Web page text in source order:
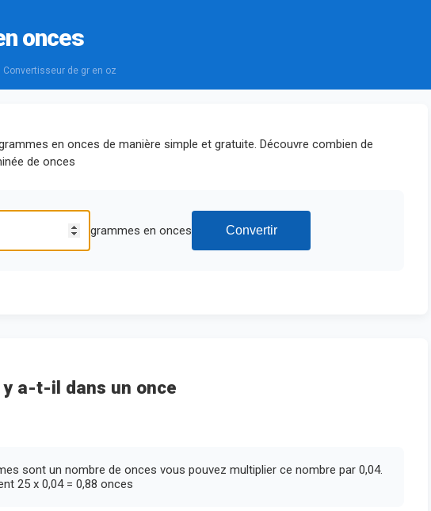
onces
Convertisseur de gr en oz
en onces de manière simple et gratuite. Découvre combien de
de onces
grammes en onces
y a-t-il dans un once
sont un nombre de onces vous pouvez multiplier ce nombre par 0,04.
25 x 0,04 = 0,88 onces